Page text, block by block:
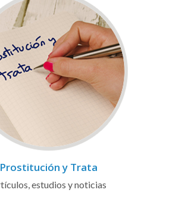
Prostitución y Trata
estudios y noticias